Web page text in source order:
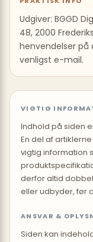
Udgiver: BGGD
48, 2000
henvendelser på
venligst e-mail.
VIGTIG
Indhold på siden
En del af
vigtig information
derfor altid
eller udbyder, før
ANSVAR &
Siden kan